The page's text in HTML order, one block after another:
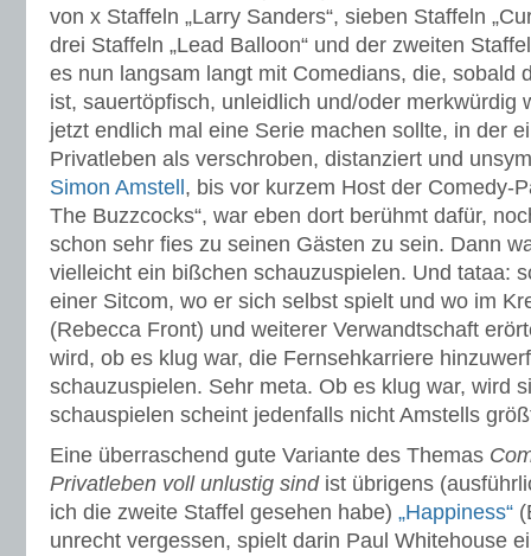
von x Staffeln „Larry Sanders“, sieben Staffeln
drei Staffeln „Lead Balloon“ und der zweiten
es nun langsam langt mit Comedians, die, sobald
ist, sauertöpfisch, unleidlich und/oder merkwürdig
jetzt endlich mal eine Serie machen sollte, in der
Privatleben als verschroben, distanziert und
Simon Amstell , bis vor kurzem Host der Comedy-
The Buzzcocks“, war eben dort berühmt dafür,
schon sehr fies zu seinen Gästen zu sein. Dann
vielleicht ein bißchen schauzuspielen. Und tataa:
einer Sitcom, wo er sich selbst spielt und wo im
(Rebecca Front) und weiterer Verwandtschaft
wird, ob es klug war, die Fernsehkarriere
schauzuspielen. Sehr meta. Ob es klug war, wird
schauspielen scheint jedenfalls nicht Amstells
Eine überraschend gute Variante des Themas
Privatleben voll unlustig sindist übrigens
ich die zweite Staffel gesehen habe) „Happiness“
unrecht vergessen, spielt darin Paul Whitehouse